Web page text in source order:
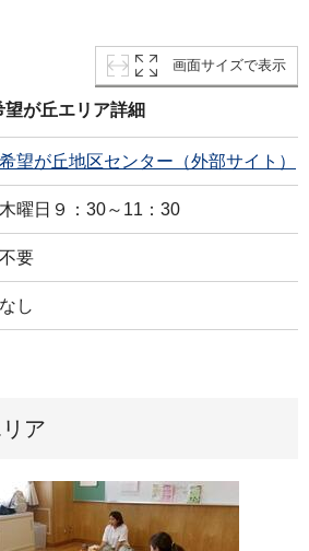
画面サイズで表示
が丘エリア詳細
希望が丘地区センター（外部サイト）
木曜日９：30～11：30
不要
なし
ア